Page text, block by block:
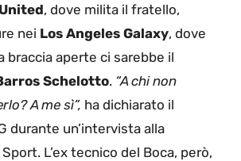
, dove milita il fratello,
nei Los Angeles Galaxy, dove
braccia aperte ci sarebbe il
Schelotto. “A chi non
A me sì”, ha dichiarato il
durante un’intervista alla
L’ex tecnico del Boca, però,